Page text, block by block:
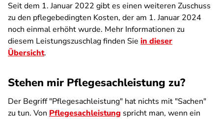
Seit dem 1. Januar 2022 gibt es einen weiteren Zuschuss
zu den pflegebedingten Kosten, der am 1. Januar 2024
noch einmal erhöht wurde. Mehr Informationen zu
diesem Leistungszuschlag finden Sie in dieser
Übersicht.
Stehen mir Pflegesachleistung zu?
Der Begriff "Pflegesachleistung" hat nichts mit "Sachen"
zu tun. Von Pflegesachleistung spricht man, wenn ein